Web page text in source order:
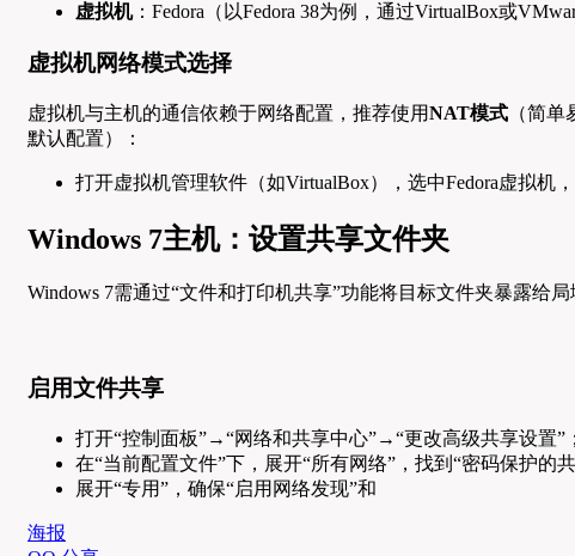
虚拟机：Fedora（以Fedora 38为例，通过VirtualBox或
虚拟机网络模式选择
虚拟机与主机的通信依赖于网络配置，推荐使用NAT模式 （简
默认配置）：
打开虚拟机管理软件（如VirtualBox），选中Fedora虚拟机
Windows 7主机：设置共享文件夹
Windows 7需通过“文件和打印机共享”功能将目标文件夹暴露给局
启用文件共享
打开“控制面板”→“网络和共享中心”→“更改高级共享设置”；
在“当前配置文件”下，展开“所有网络”，找到“密码保护的
展开“专用”，确保“启用网络发现”和
海报